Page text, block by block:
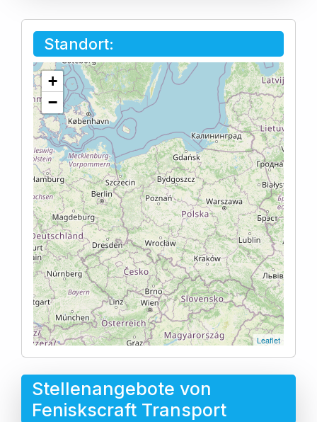
Standort:
+
−
Leaflet
Stellenangebote von
Feniskscraft Transport